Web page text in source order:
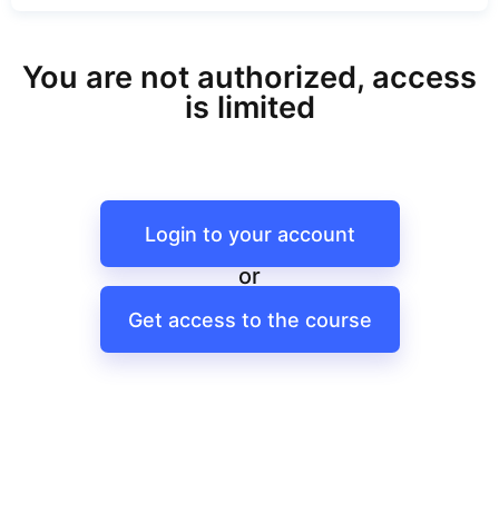
You are not authorized, access
is limited
Login to your account
or
Get access to the course